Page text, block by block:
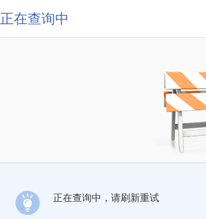
正在查询中
正在查询中，请刷新重试